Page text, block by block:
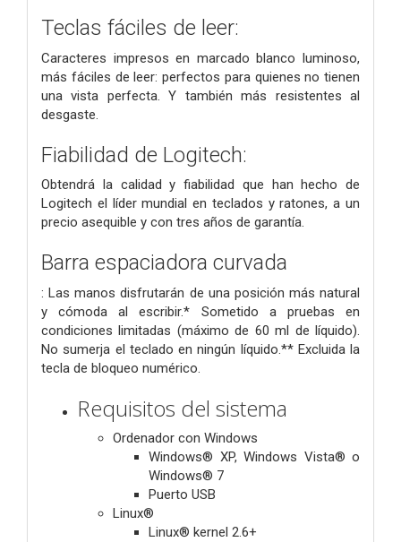
Teclas fáciles de leer:
Caracteres impresos en marcado blanco luminoso,
más fáciles de leer: perfectos para quienes no tienen
una vista perfecta. Y también más resistentes al
desgaste.
Fiabilidad de Logitech:
Obtendrá la calidad y fiabilidad que han hecho de
Logitech el líder mundial en teclados y ratones, a un
precio asequible y con tres años de garantía.
Barra espaciadora curvada
: Las manos disfrutarán de una posición más natural
y cómoda al escribir.* Sometido a pruebas en
condiciones limitadas (máximo de 60 ml de líquido).
No sumerja el teclado en ningún líquido.** Excluida la
tecla de bloqueo numérico.
Requisitos del sistema
Ordenador con Windows
Windows® XP, Windows Vista® o
Windows® 7
Puerto USB
Linux®
Linux® kernel 2.6+